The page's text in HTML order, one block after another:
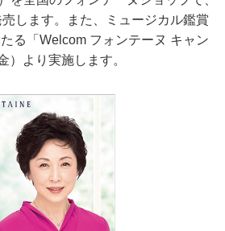
します。また、ミュージカル鑑賞
る「Welcom フォンテーヌ キャン
）より実施します。